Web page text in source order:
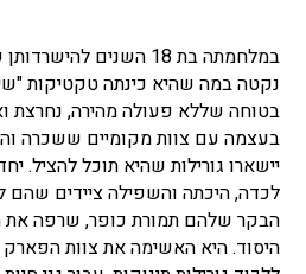
במלחמתה בת 18 השנים
נקטה במה שהיא כינתה טקטיקות
בטוחה שללא פעולה מהירה, נחרצת
בעצמה עם צוות מקומיים ששכרה
יישארו גורילות שהיא תוכל להציל.
לכדה, היכתה והשפילה ציידים שהם
הבקר שלהם תמורת כופר, שרפה את
היסוד. היא האשימה את צוות הפארק